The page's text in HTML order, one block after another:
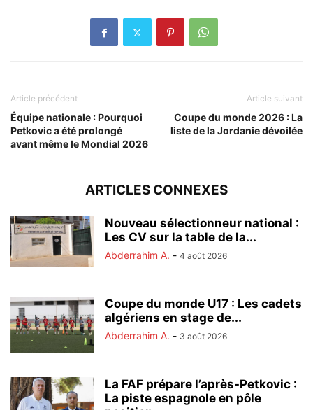
Article précédent
Équipe nationale : Pourquoi
Petkovic a été prolongé
avant même le Mondial 2026
Article suivant
Coupe du monde 2026 : La
liste de la Jordanie dévoilée
ARTICLES CONNEXES
Nouveau sélectionneur national :
Les CV sur la table de la...
Abderrahim A. - 4 août 2026
Coupe du monde U17 : Les cadets
algériens en stage de...
Abderrahim A. - 3 août 2026
La FAF prépare l’après-Petkovic :
La piste espagnole en pôle